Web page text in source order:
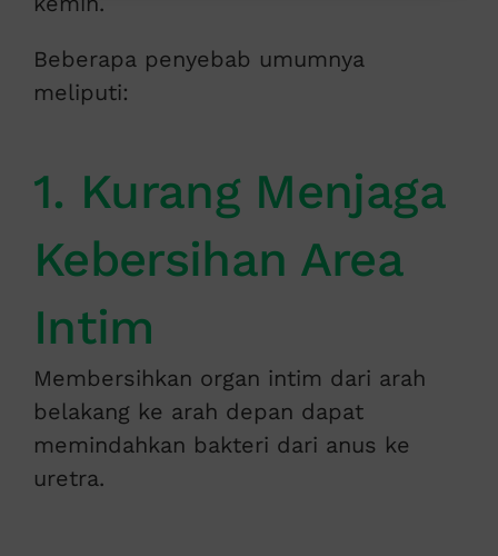
Beberapa penyebab umumnya
meliputi:
1. Kurang Menjaga
Kebersihan Area
Intim
Membersihkan organ intim dari arah
belakang ke arah depan dapat
memindahkan bakteri dari anus ke
uretra.